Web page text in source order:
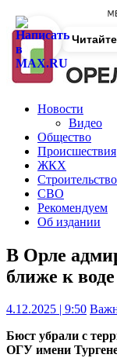
Новости
Видео
Общество
Происшествия
ЖКХ
Строительство
СВО
Рекомендуем
Об издании
В Орле
ближе к воде
4.12.2025 | 9:50
Бюст убрали с
ОГУ имени